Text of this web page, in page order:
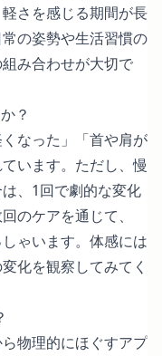
さを感じる期間が長
の姿勢や生活習慣の
み合わせが大切で
？
なった」「首や肩が
います。ただし、慢
、1回で劇的な変化
のケアを通じて、
ゃいます。体感には
化を観察してみてく
物理的にほぐすアプ